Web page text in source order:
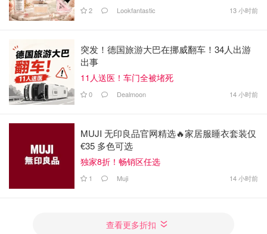
2 Lookfantastic 13 小时前
突发！德国旅游大巴在挪威翻车！34人出游
出事
11人送医！车门全被堵死
0 Dealmoon 14 小时前
MUJI 无印良品官网精选🔥家居服睡衣套装仅
€35 多色可选
独家8折！畅销区任选
1 Muji 14 小时前
查看更多折扣